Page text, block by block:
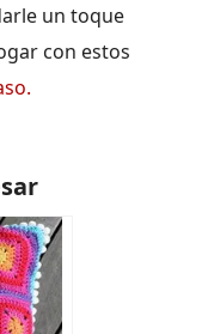
un toque
con estos